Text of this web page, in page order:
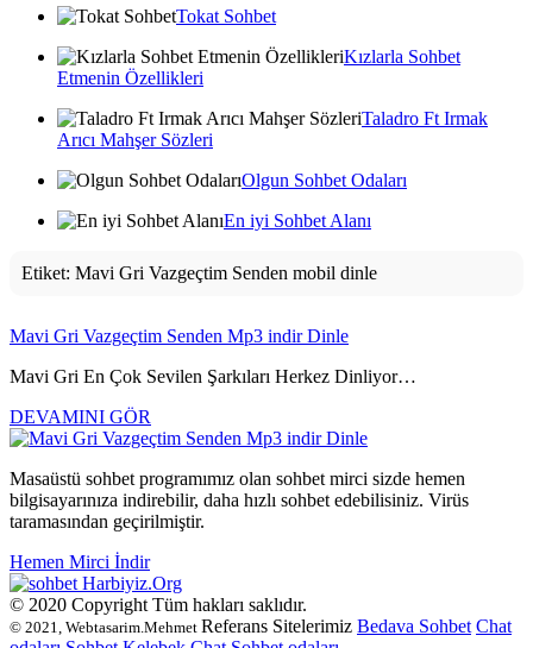
Tokat Sohbet
Kızlarla Sohbet
Etmenin Özellikleri
Taladro Ft Irmak
Arıcı Mahşer Sözleri
Olgun Sohbet Odaları
En iyi Sohbet Alanı
Etiket: Mavi Gri Vazgeçtim Senden mobil dinle
Mavi Gri Vazgeçtim Senden Mp3 indir Dinle
Mavi Gri En Çok Sevilen Şarkıları Herkez Dinliyor…
DEVAMINI GÖR
Masaüstü sohbet programımız olan sohbet mirci sizde hemen
bilgisayarınıza indirebilir, daha hızlı sohbet edebilisiniz. Virüs
taramasından geçirilmiştir.
Hemen Mirci İndir
Harbiyiz.Org
© 2020 Copyright Tüm hakları saklıdır.
© 2021, Webtasarim.Mehmet Referans Sitelerimiz Bedava Sohbet Chat